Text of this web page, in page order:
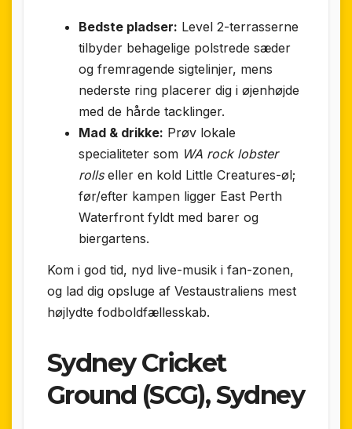
Bedste pladser: Level 2-terrasserne
tilbyder behagelige polstrede sæder
og fremragende sigtelinjer, mens
nederste ring placerer dig i øjenhøjde
med de hårde tacklinger.
Mad & drikke: Prøv lokale
specialiteter som WA rock lobster
rollseller en kold Little Creatures-øl;
før/efter kampen ligger East Perth
Waterfront fyldt med barer og
biergartens.
Kom i god tid, nyd live-musik i fan-zonen,
og lad dig opsluge af Vest­australiens mest
højlydte fodbold­fællesskab.
Sydney Cricket
Ground (SCG), Sydney